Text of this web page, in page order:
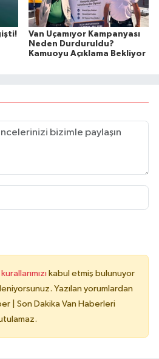
Van Uçamıyor Kampanyası
Neden Durduruldu?
Kamuoyu Açıklama Bekliyor
kabul etmiş bulunuyor
Yazılan yorumlardan
| Son Dakika Van Haberleri